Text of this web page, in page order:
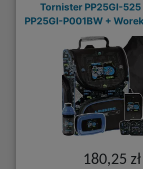
Tornister PP25GI-
PP25GI-P001BW +
180,25 zł